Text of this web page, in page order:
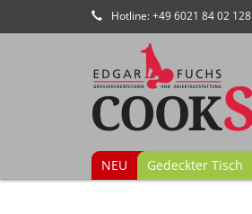
Hotline: +49 6021 84 02 128
NEU Gedeckter Tisch